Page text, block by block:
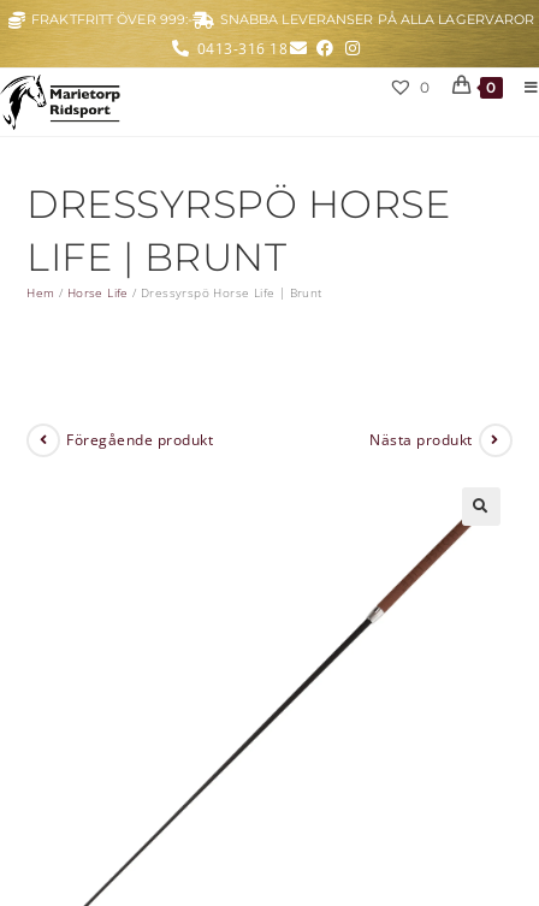
FRAKTFRITT ÖVER 999:- SNABBA LEVERANSER PÅ ALLA LAGERVAROR
0413-316 18
0 0
DRESSYRSPÖ HORSE
LIFE | BRUNT
Hem / Horse Life / Dressyrspö Horse Life | Brunt
Föregående produkt Nästa produkt